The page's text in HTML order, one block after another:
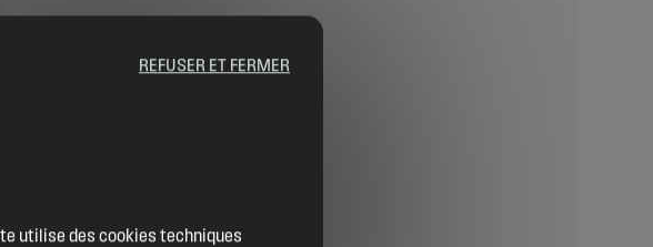
Location de salles
utilise des cookies techniques
REFUSER ET FERMER